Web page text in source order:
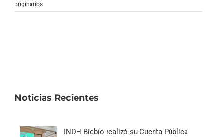
originarios
Noticias Recientes
INDH Biobío realizó su Cuenta Pública